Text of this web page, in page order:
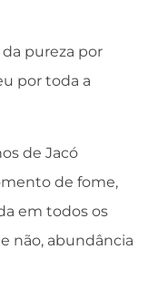
pureza por
por toda a
de Jacó
de fome,
em todos os
não, abundância